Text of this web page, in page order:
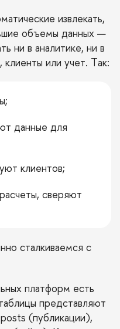
извлекать,
объемы данных —
ни в аналитике, ни в
или учет. Так:
данные для
клиентов;
сверяют
сталкиваемся с
платформ есть
представляют
(публикации),